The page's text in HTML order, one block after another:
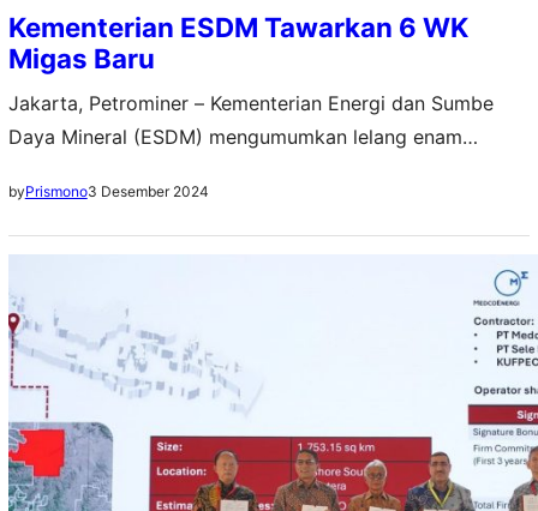
Kementerian ESDM Tawarkan 6 WK
Migas Baru
Jakarta, Petrominer – Kementerian Energi dan Sumbe
Daya Mineral (ESDM) mengumumkan lelang enam
2024 Tahap II. Dalam lelang kali ini, lima WK Migas
ditawarkan melalui penawaran langsung dan satu WK
enam WK migas, dengan total potensi sekitar 48 miliar
barrel…
byPrismono3 Desember 2024